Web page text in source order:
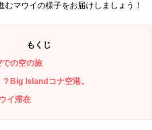
むマウイの様子をお届けしましょう！
もくじ
の空の旅
Big Islandコナ空港。
イ滞在